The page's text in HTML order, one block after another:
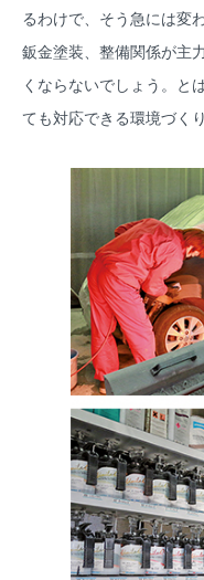
るわけで、そう急には変
鈑金塗装、整備関係が主
くならないでしょう。と
ても対応できる環境づく